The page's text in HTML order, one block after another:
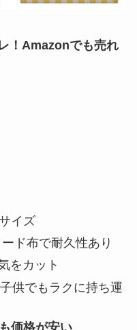
！Amazonでも売れ
イズ
ド布で耐久性あり
をカット
供でもラクに持ち運